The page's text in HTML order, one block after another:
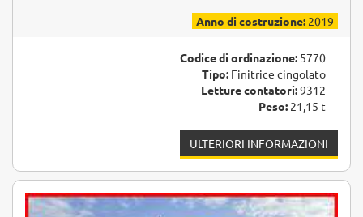
Anno di costruzione: 2019
Codice di ordinazione: 5770
Tipo: Finitrice cingolato
Letture contatori:9312
Peso: 21,15 t
ULTERIORI INFORMAZIONI